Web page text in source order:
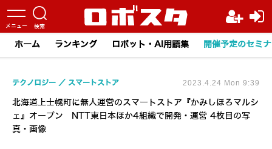
ホーム ランキング ロボット・AI用語集 開催予定のセミ
北海道上士幌町に無人運営のスマートストア『かみしほろマルシ
ェ』オープン NTT東日本ほか4組織で開発・運営 4枚目の写
真・画像
テクノロジー スマートストア 2023.4.24 Mon 9:39